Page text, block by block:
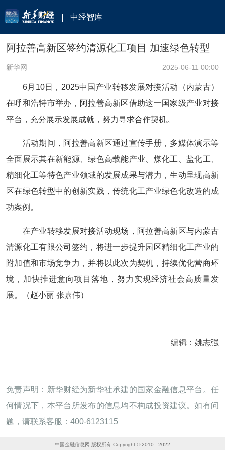
中经智库
阿拉善高新区签约清源化工项目 加速绿色转型
新华网 2025-06-11 00:00
6月10日，2025中国产业转移发展对接活动（内蒙古）
在呼和浩特市举办，阿拉善高新区借助这一国家级产业对接
平台，充分展示发展成就，努力寻求合作契机。
活动期间，阿拉善高新区通过宣传手册，多媒体演示等
全面展示其在新能源、绿色高载能产业、煤化工、盐化工、
精细化工等特色产业领域的发展成果与潜力，生动呈现高新
区在绿色转型中的创新实践，传统化工产业绿色化改造的成
功案例。
在产业转移发展对接活动现场，阿拉善高新区与内蒙古
清源化工有限公司签约，将进一步提升园区精细化工产业的
附加值和市场竞争力，并将以此次为契机，持续优化营商环
境，加快推进意向项目落地，努力实现经济社会高质量发
展。（赵小丽 张嘉伟）
编辑：姚志强
免责声明：新华财经为新华社承建的国家金融信息平台。任
何情况下，本平台所发布的信息均不构成投资建议。如有问
题，请联系客服：400-6123115
中国金融信息网 版权所有 Copyright © 2010 - 2022